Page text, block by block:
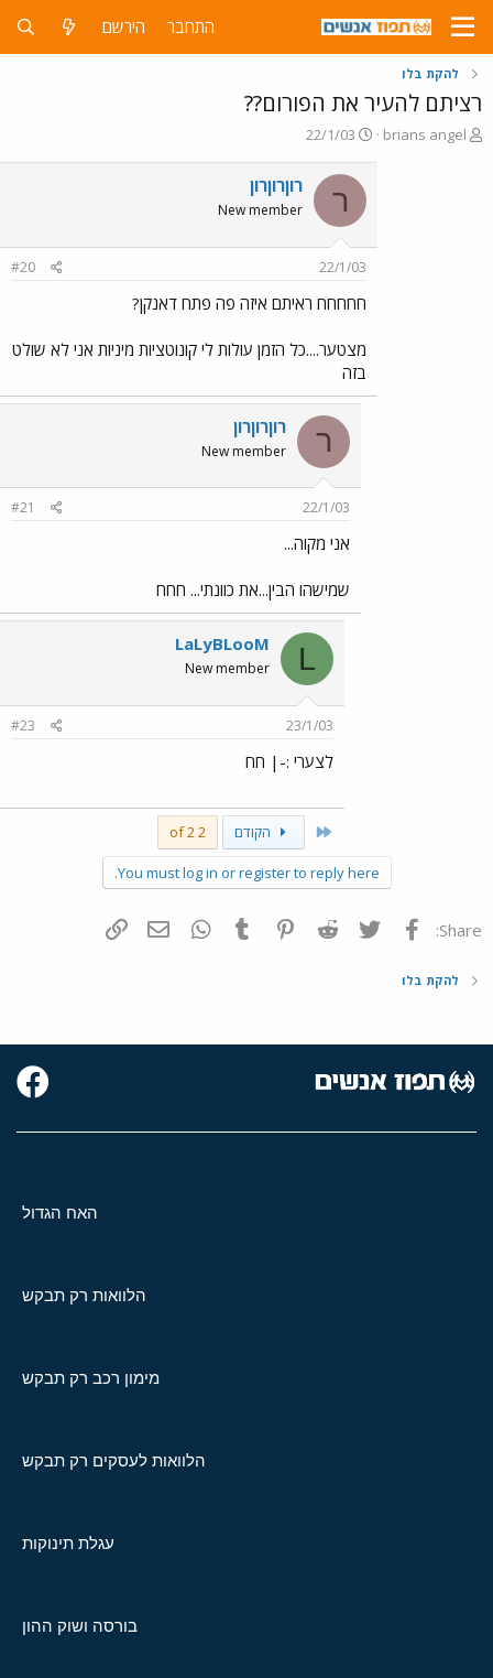
התחבר הירשם
להקת בלו
רציתם להעיר את הפורום??
פ
brians angel
פ
ר
ב
ת
א
י
22/1/03
ר רוןרוןרון
New member
22/1/03
#20
חחחחח ראיתם איזה פה פתח דאנקן?
מצטער....כל הזמן עולות לי קונוטציות מיניות אני לא שולט
בזה
ר רוןרוןרון
New member
22/1/03
#21
אני מקוה...
שמישהו הבין...את כוונתי... חחח
L
LaLyBLooM
New member
23/1/03
#23
לצערי :-| חח
First הקודם 2 of 2
You must log in or register to reply here.
Share: פייסבוק Twitter
Reddit
Pinterest
Tumblr
WhatsAppדואר אלקטרוני
להקת בלו
האח הגדול
הלוואות רק תבקש
מימון רכב רק תבקש
הלוואות לעסקים רק תבקש
עגלת תינוקות
בורסה ושוק ההון